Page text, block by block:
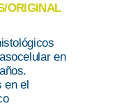
ORIGINAL
en
en el